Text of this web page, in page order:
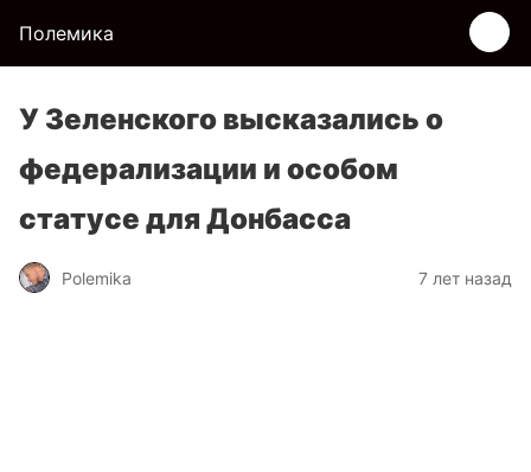
Полемика
У Зеленского высказались о
федерализации и особом
статусе для Донбасса
Polemika 7 лет назад